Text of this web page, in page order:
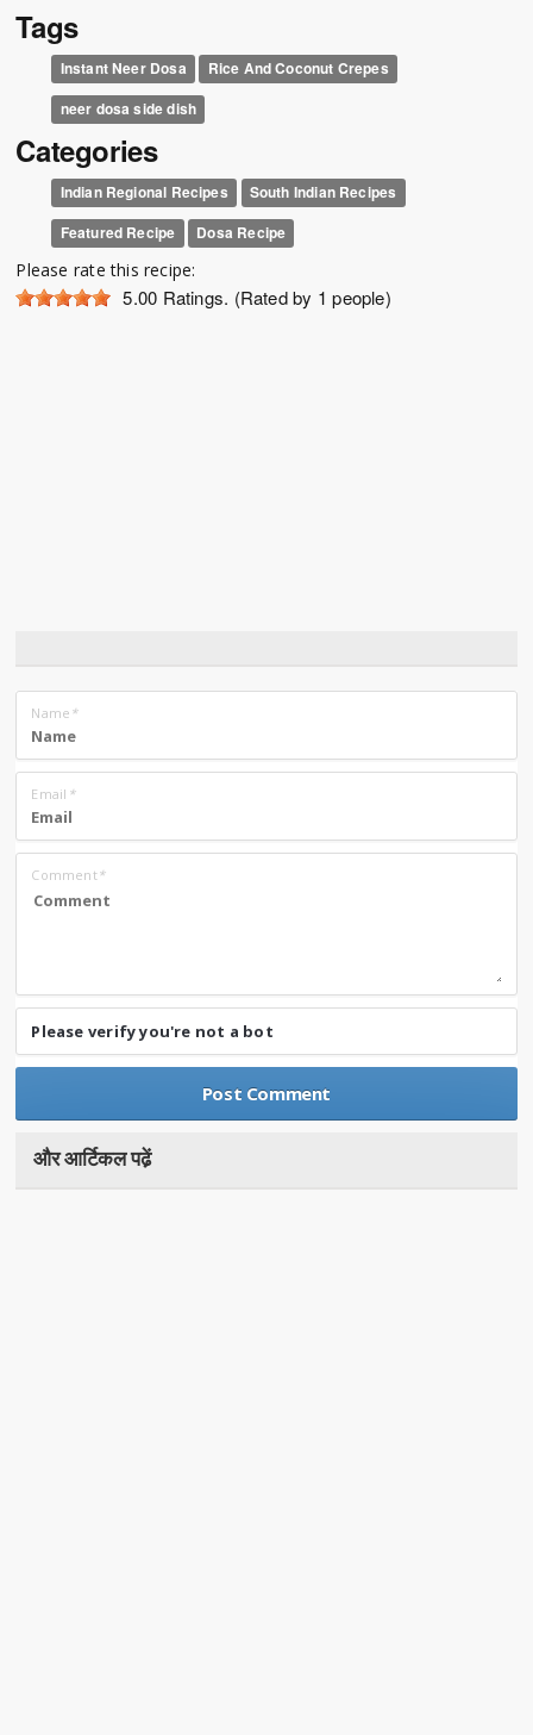
Tags
Instant Neer Dosa
Rice And Coconut Crepes
neer dosa side dish
Categories
Indian Regional Recipes
South Indian Recipes
Featured Recipe
Dosa Recipe
Please rate this recipe:
5.00 Ratings. (Rated by 1 people)
Name *
Email *
Comment*
Please verify you're not a bot
और आर्टिकल पढे़ं